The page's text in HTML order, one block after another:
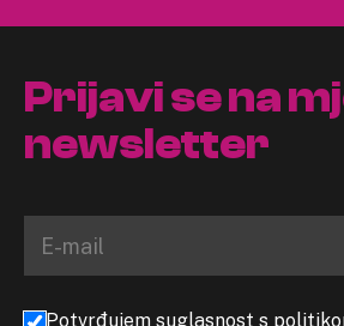
Prijavi se na
newsletter
Potvrđujem suglasnost s